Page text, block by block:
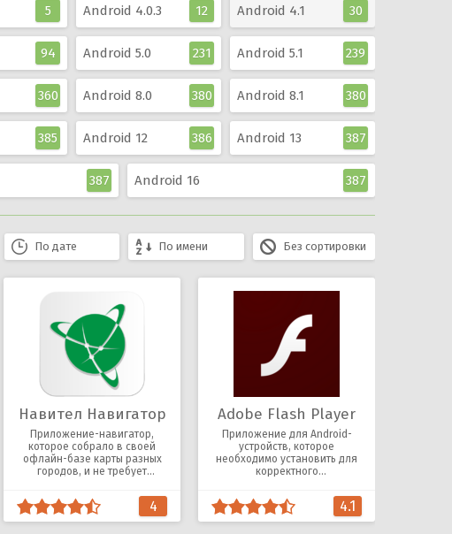
5 Android 4.0.3 12 Android 4.1 30
94 Android 5.0 231 Android 5.1 239
360 Android 8.0 380 Android 8.1 380
385 Android 12 386 Android 13 387
387 Android 16 387
По дате По имени Без сортировки
Навител Навигатор
Приложение-навигатор,
которое собрало в своей
офлайн-базе карты разных
городов, и не требует
4
Adobe Flash Player
Приложение для Android-
устройств, которое
необходимо установить для
корректного
любом браузере.
4.1